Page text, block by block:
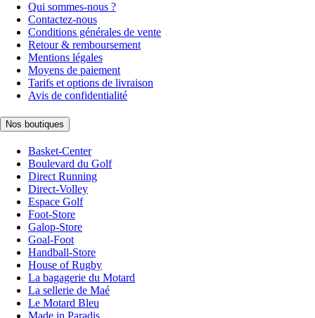
Qui sommes-nous ?
Contactez-nous
Conditions générales de vente
Retour & remboursement
Mentions légales
Moyens de paiement
Tarifs et options de livraison
Avis de confidentialité
Nos boutiques
Basket-Center
Boulevard du Golf
Direct Running
Direct-Volley
Espace Golf
Foot-Store
Galop-Store
Goal-Foot
Handball-Store
House of Rugby
La bagagerie du Motard
La sellerie de Maé
Le Motard Bleu
Made in Paradis